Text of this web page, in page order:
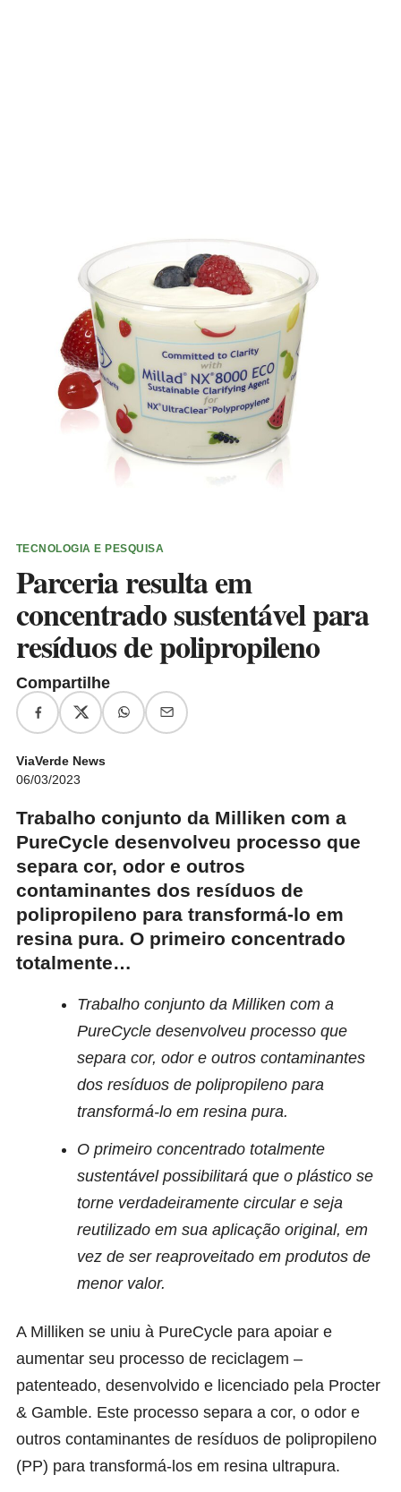
TECNOLOGIA E PESQUISA
Parceria resulta em
concentrado sustentável para
resíduos de polipropileno
Compartilhe
ViaVerde News
06/03/2023
Trabalho conjunto da Milliken com a
PureCycle desenvolveu processo que
separa cor, odor e outros
contaminantes dos resíduos de
polipropileno para transformá-lo em
resina pura. O primeiro concentrado
totalmente…
Trabalho conjunto da Milliken com a
PureCycle desenvolveu processo que
separa cor, odor e outros contaminantes
dos resíduos de polipropileno para
transformá-lo em resina pura.
O primeiro concentrado totalmente
sustentável possibilitará que o plástico se
torne verdadeiramente circular e seja
reutilizado em sua aplicação original, em
vez de ser reaproveitado em produtos de
menor valor.
A Milliken se uniu à PureCycle para apoiar e
aumentar seu processo de reciclagem –
patenteado, desenvolvido e licenciado pela Procter
& Gamble. Este processo separa a cor, o odor e
outros contaminantes de resíduos de polipropileno
(PP) para transformá-los em resina ultrapura.